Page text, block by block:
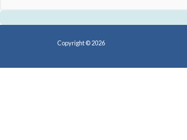
Copyright © 2026